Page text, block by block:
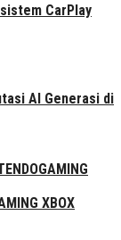
CarPlay
AI Generasi di
GAMING
XBOX